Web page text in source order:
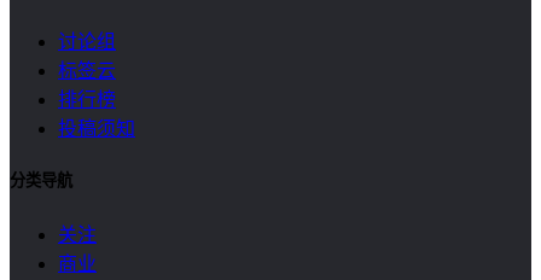
讨论组
标签云
排行榜
投稿须知
分类导航
关注
商业